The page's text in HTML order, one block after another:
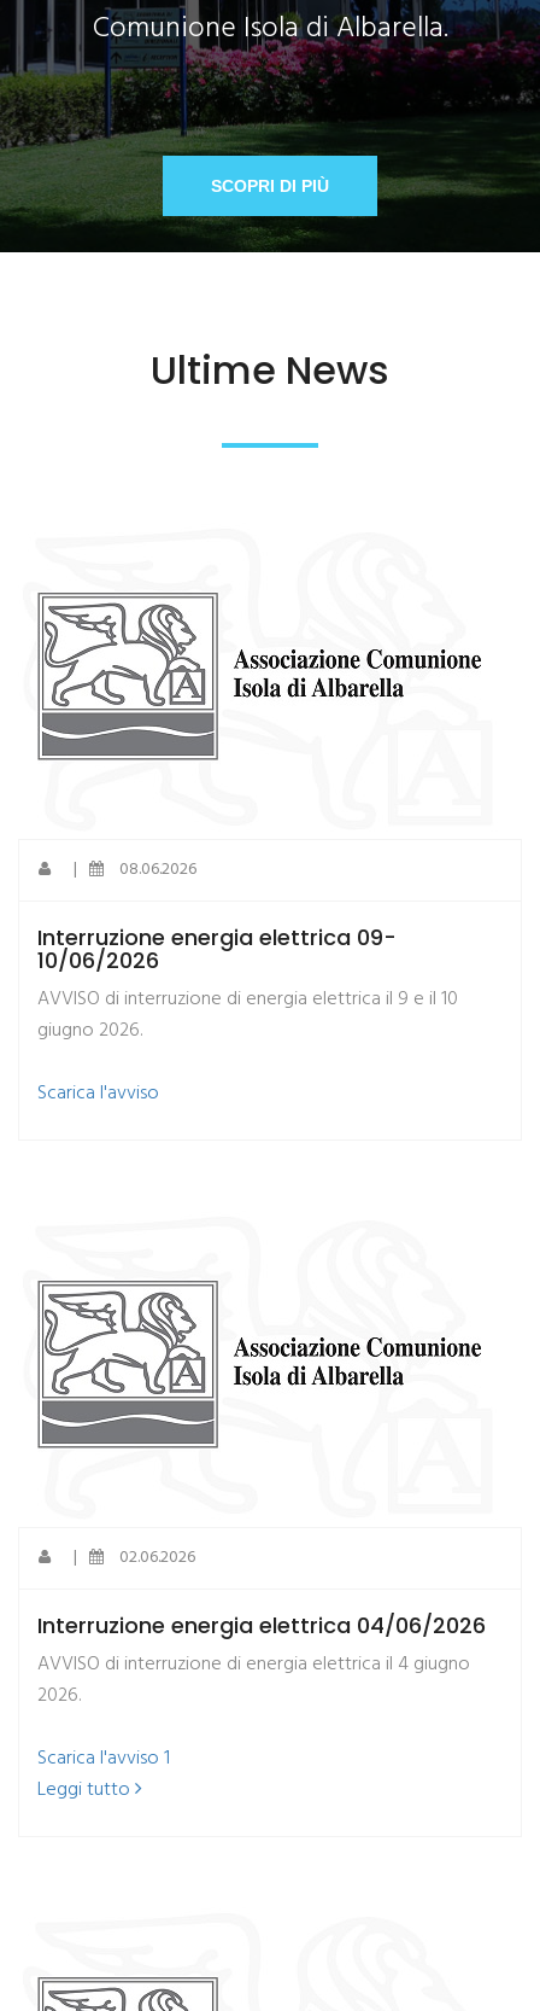
Comunione Isola di Albarella.
SCOPRI DI PIÙ
Ultime News
| 08.06.2026
Interruzione energia elettrica 09-
10/06/2026
AVVISO di interruzione di energia elettrica il 9 e il 10
giugno 2026.
​Scarica l'avviso
| 02.06.2026
Interruzione energia elettrica 04/06/2026
AVVISO di interruzione di energia elettrica il 4 giugno
2026.
​Scarica l'avviso 1
Leggi tutto